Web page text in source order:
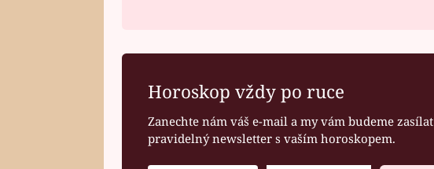
Horoskop vždy po ruce
Zanechte nám váš e-mail a my vám budeme zasílat
pravidelný newsletter s vaším horoskopem.